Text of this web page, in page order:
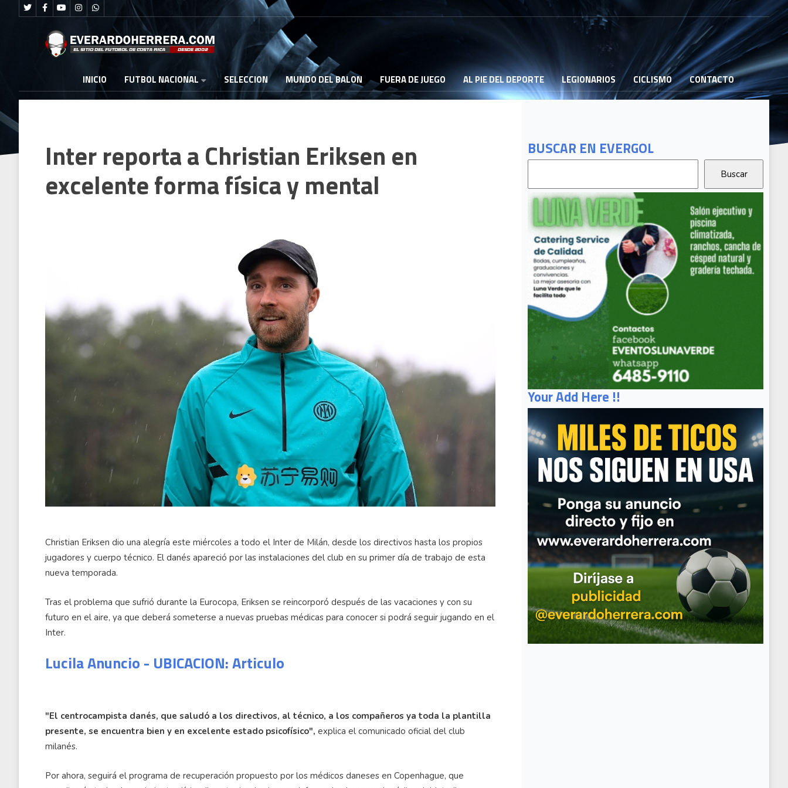
INICIO FUTBOL NACIONAL SELECCION MUNDO DEL BALON FUERA DE JUEGO AL PIE DEL DEPORTE LEGIONARIOS CICLISMO CONTACTO
BUSCAR EN EVERGOL
Your Add Here !!
Inter reporta a Christian Eriksen en
excelente forma física y mental
Christian Eriksen dio una alegría este miércoles a todo el Inter de Milán, desde los directivos hasta los propios
jugadores y cuerpo técnico. El danés apareció por las instalaciones del club en su primer día de trabajo de esta
nueva temporada.
Tras el problema que sufrió durante la Eurocopa, Eriksen se reincorporó después de las vacaciones y con su
futuro en el aire, ya que deberá someterse a nuevas pruebas médicas para conocer si podrá seguir jugando en el
Inter.
Lucila Anuncio - UBICACION: Articulo
"El centrocampista danés, que saludó a los directivos, al técnico, a los compañeros ya toda la plantilla
presente, se encuentra bien y en excelente estado psicofísico", explica el comunicado oficial del club
milanés.
Por ahora, seguirá el programa de recuperación propuesto por los médicos daneses en Copenhague, que